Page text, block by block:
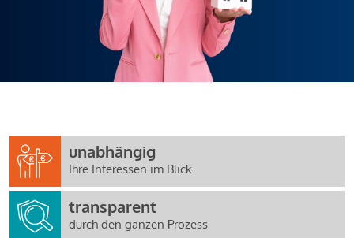
unabhängig
Ihre Interessen im Blick
transparent
durch den ganzen Prozess